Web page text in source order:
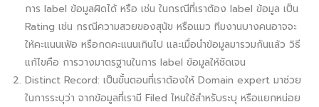
การ label ข้อมูลผิดได้ หรือ เช่น ในกรณีที่เราต้อง label ข้อมูล เป็น
Rating เช่น กรณีความสวยของสุนัข หรือแมว ทีมงานบางคนอาจจะ
ให้คะแนนเฟ้อ หรือกดคะแนนเกินไป และเมื่อนำข้อมูลมารวมกันแล้ว วิธี
แก้ไขคือ การวางมาตรฐานในการ label ข้อมูลให้ชัดเจน
Distinct Record: เป็นขั้นตอนที่เราต้องให้ Domain expert มาช่วย
ในการระบุว่า จากข้อมูลที่เรามี Filed ไหนใช้สำหรับระบุ หรือแยกหน่อย